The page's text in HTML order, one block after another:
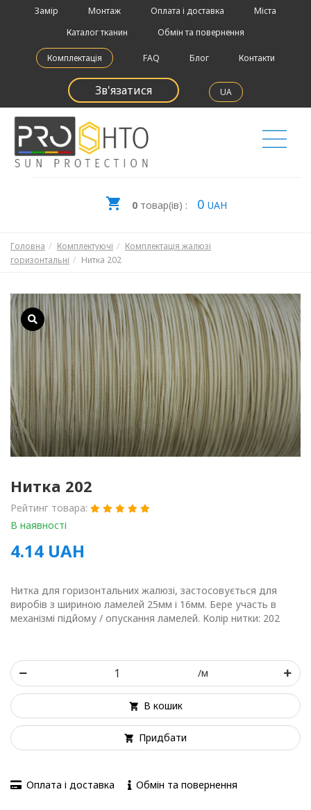
Замір Монтаж Оплата і доставка
Міста
Каталог тканин
Обмін та повернення
Комплектація FAQ Блог Контакти
Зв'язатися UA
0товар(ів) : 0 UAH
Головна Комплектуючі
Комплектація жалюзі
горизонтальні
Нитка 202
Нитка 202
Рейтинг товара:
В наявності
4.14 UAH
Нитка для горизонтальних жалюзі, застосовується для
виробів з шириною ламелей 25мм і 16мм. Бере участь в
механізмі підйому / опускання ламелей. Колір нитки: 202
/м
В кошик
Придбати
Оплата і доставка Обмін та повернення